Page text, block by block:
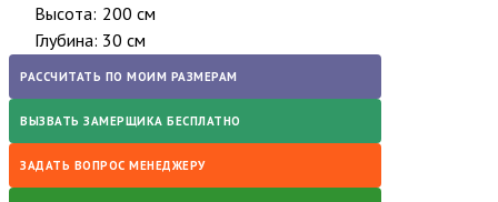
Высота: 200 см
Глубина: 30 см
РАССЧИТАТЬ ПО МОИМ РАЗМЕРАМ
ВЫЗВАТЬ ЗАМЕРЩИКА БЕСПЛАТНО
ЗАДАТЬ ВОПРОС МЕНЕДЖЕРУ